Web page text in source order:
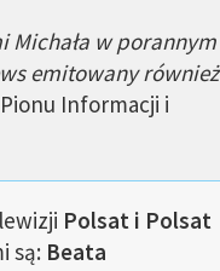
Michała w porannym
emitowany również
Informacji i
Polsat i Polsat
są: Beata